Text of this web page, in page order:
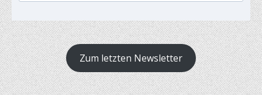
Zum letzten Newsletter